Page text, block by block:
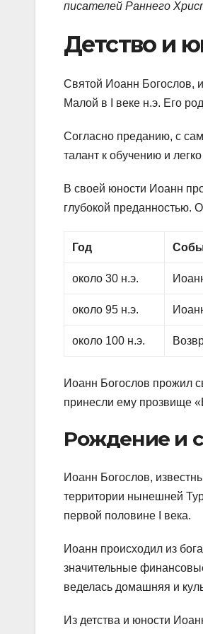
писателей Раннего
Детство и
Святой Иоанн Богослов,
Малой в I веке н.э. Его
Согласно преданию, с
талант к обучению и
В своей юности Иоанн
глубокой преданностью.
Год
около 30 н.э.
около 95 н.э.
около 100 н.э.
Иоанн Богослов прожил
принесли ему прозвище
Рождение и
Иоанн Богослов,
территории нынешней
первой половине I века.
Иоанн происходил из
значительные
веделась домашняя и
Из детства и юности